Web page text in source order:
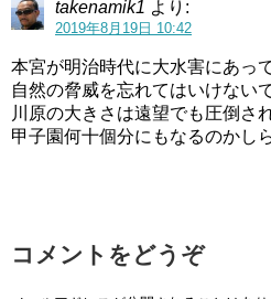
takenamik1 より:
2019年8月19日 10:42
本宮が明治時代に大水害にあっ
自然の脅威を忘れてはいけない
川原の大きさは遠望でも圧倒さ
甲子園何十個分にもなるのかし
コメントをどうぞ